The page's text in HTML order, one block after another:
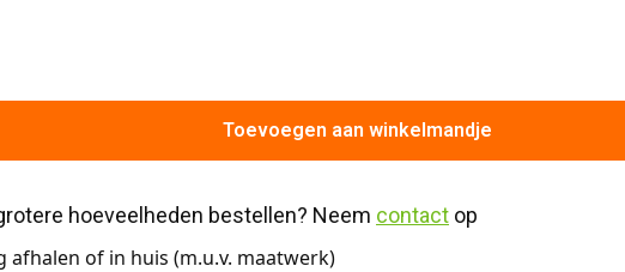
Toevoegen aan winkelmandje
hoeveelheden bestellen? Neem contact op
afhalen of in huis (m.u.v. maatwerk)